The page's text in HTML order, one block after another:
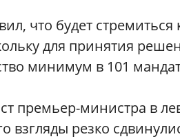
что будет
для принятия
минимум в 101
премьер-министра в
взгляды резко